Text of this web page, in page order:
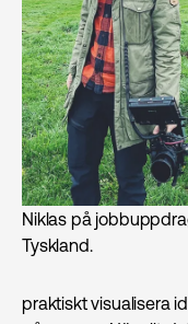
Niklas på
Tyskland.
praktiskt visualisera